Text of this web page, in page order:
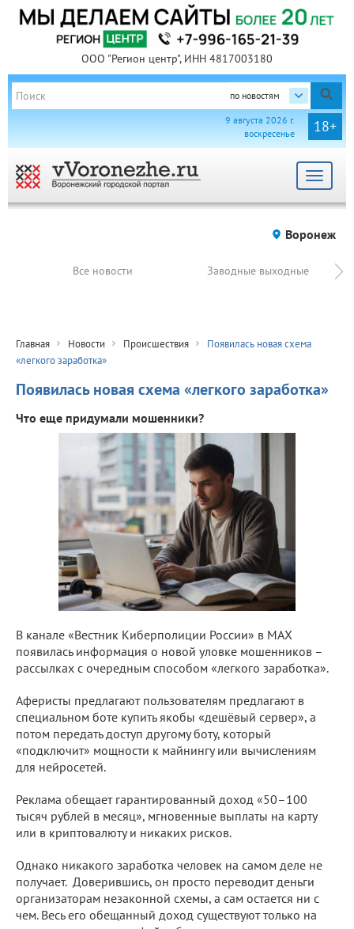
ООО "Регион центр", ИНН 4817003180
по новостям
18+
9 августа 2026 г.
воскресенье
Toggle
Воронеж
Все новости Заводные выходные
Главная Новости Происшествия
Появилась новая схема
«легкого заработка»
Появилась новая схема «легкого заработка»
Что еще придумали мошенники?
В канале «Вестник Киберполиции России» в МАХ
появилась информация о новой уловке мошенников –
рассылках с очередным способом «легкого заработка».
Аферисты предлагают пользователям предлагают в
специальном боте купить якобы «дешёвый сервер», а
потом передать доступ другому боту, который
«подключит» мощности к майнингу или вычислениям
для нейросетей.
Реклама обещает гарантированный доход «50–100
тысяч рублей в месяц», мгновенные выплаты на карту
или в криптовалюту и никаких рисков.
Однако никакого заработка человек на самом деле не
получает. Доверившись, он просто переводит деньги
организаторам незаконной схемы, а сам остается ни с
чем. Весь его обещанный доход существуют только на